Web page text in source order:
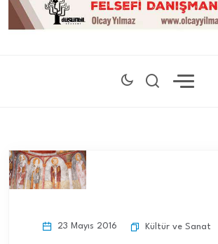
23 Mayıs 2016 Kültür ve Sanat